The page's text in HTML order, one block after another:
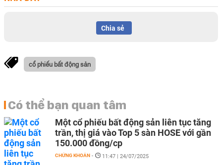
Chia sẻ
cổ phiếu bất động sản
Có thể bạn quan tâm
Một cổ phiếu bất động sản liên tục tăng
trần, thị giá vào Top 5 sàn HOSE với gần
150.000 đồng/cp
CHỨNG KHOÁN - 11:47 | 24/07/2025